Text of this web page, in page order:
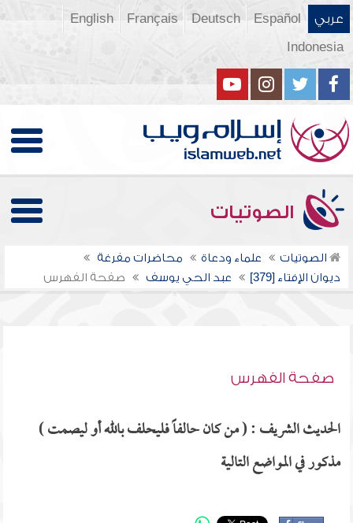
عربي Español
Deutsch
Français
English
Indonesia
الصوتيات
الصوتيات علماء ودعاة
محاضرات مفرغة
ديوان الإفتاء [379]
عبد الحي يوسف صفحة الفهرس
صفحة الفهرس
الحديث الشريف : ( من كان حالفاً فليحلف بالله أو ليصمت )
مذكور في المواضع التالية